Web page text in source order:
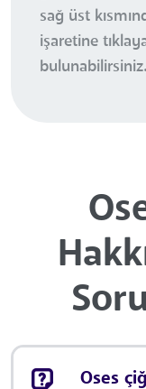
sağ üst
işaretine
bulunabilirsiniz.
Oses